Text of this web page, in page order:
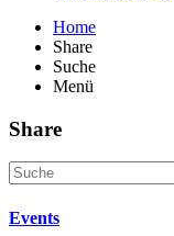
Home
Share
Suche
Menü
Share
Events